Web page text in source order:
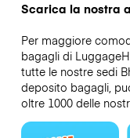
Scarica la nostra
Per maggiore
bagagli di
tutte le nostre sedi
deposito bagagli,
oltre 1000 delle